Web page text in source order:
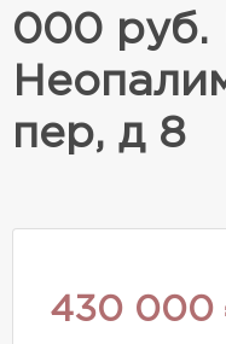
000 руб.
пер, д 8
430 000